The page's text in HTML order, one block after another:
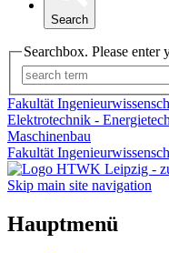
Search
Searchbox. Please enter
Fakultät
Elektrotechnik -
Maschinenbau
Fakultät
Skip main site navigation
Hauptmenü